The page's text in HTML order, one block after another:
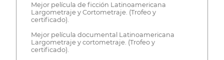
Mejor película de ficción Latinoamericana
Largometraje y Cortometraje. (Trofeo y
certificado).
Mejor película documental Latinoamericana
Largometraje y cortometraje. (Trofeo y
certificado).